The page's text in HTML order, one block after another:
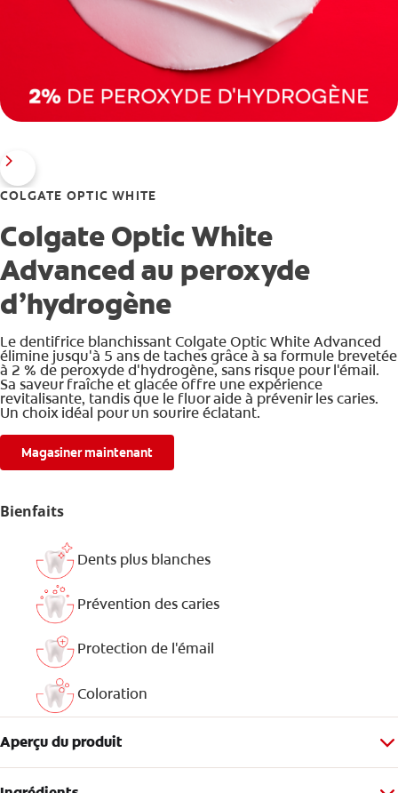
COLGATE OPTIC WHITE
Colgate Optic White
Advanced au peroxyde
d’hydrogène
Le dentifrice blanchissant Colgate Optic White Advanced
élimine jusqu'à 5 ans de taches grâce à sa formule brevetée
à 2 % de peroxyde d'hydrogène, sans risque pour l'émail.
Sa saveur fraîche et glacée offre une expérience
revitalisante, tandis que le fluor aide à prévenir les caries.
Un choix idéal pour un sourire éclatant.
Magasiner maintenant
Bienfaits
Dents plus blanches
Prévention des caries
Protection de l'émail
Coloration
Aperçu du produit